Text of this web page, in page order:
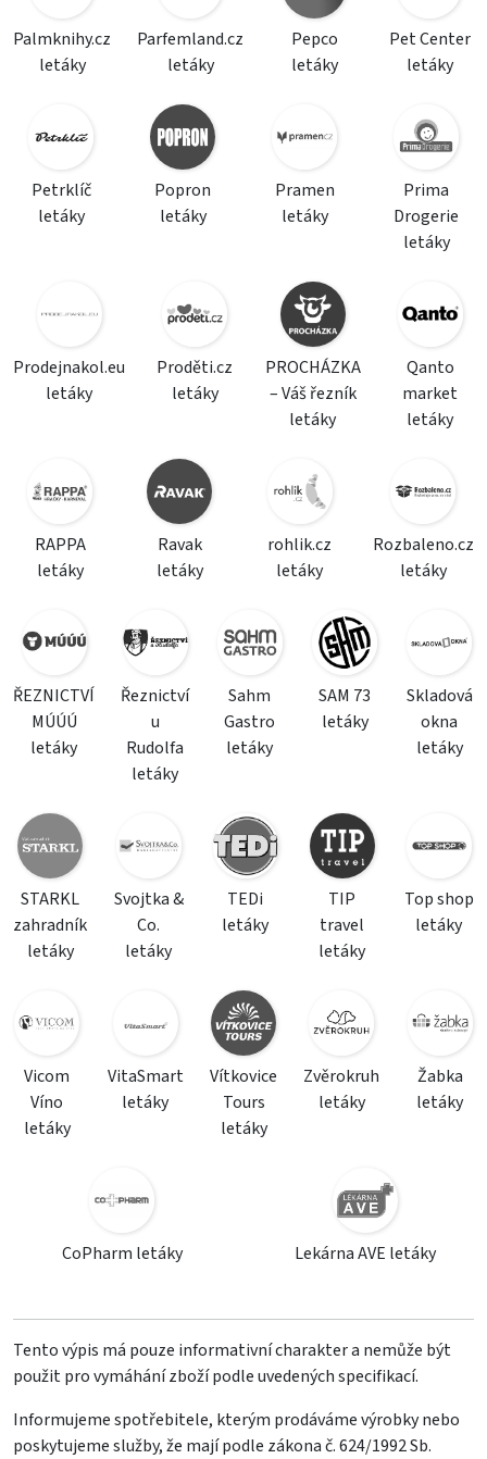
Palmknihy.cz
letáky
Parfemland.cz
letáky
Pepco
letáky
Pet Center
letáky
Petrklíč
letáky
Popron
letáky
Pramen
letáky
Prima
Drogerie
letáky
Prodejnakol.eu
letáky
Proděti.cz
letáky
PROCHÁZKA
– Váš řezník
letáky
Qanto
market
letáky
RAPPA
letáky
Ravak
letáky
rohlik.cz
letáky
Rozbaleno.cz
letáky
ŘEZNICTVÍ
MÚÚÚ
letáky
Řeznictví
u
Rudolfa
letáky
Sahm
Gastro
letáky
SAM 73
letáky
Skladová
okna
letáky
STARKL
zahradník
letáky
Svojtka &
Co.
letáky
TEDi
letáky
TIP
travel
letáky
Top shop
letáky
Vicom
Víno
letáky
VitaSmart
letáky
Vítkovice
Tours
letáky
Zvěrokruh
letáky
Žabka
letáky
CoPharm letáky Lekárna AVE letáky
Tento výpis má pouze informativní charakter a nemůže být
použit pro vymáhání zboží podle uvedených specifikací.
Informujeme spotřebitele, kterým prodáváme výrobky nebo
poskytujeme služby, že mají podle zákona č. 624/1992 Sb.